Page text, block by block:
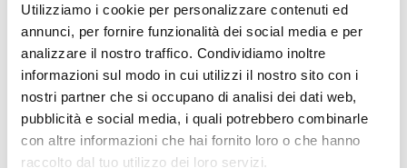
Utilizziamo i cookie per personalizzare contenuti ed
annunci, per fornire funzionalità dei social media e per
analizzare il nostro traffico. Condividiamo inoltre
informazioni sul modo in cui utilizzi il nostro sito con i
nostri partner che si occupano di analisi dei dati web,
pubblicità e social media, i quali potrebbero combinarle
con altre informazioni che hai fornito loro o che hanno
raccolto dal tuo utilizzo dei loro servizi.
Teleriscaldamento
Case History
Sostenibilità
Sostenibilità
Adottiamo un comportamento responsabile per garantire una
crescita economica sostenibile per l’ambiente, per l’uomo e
per il territorio.